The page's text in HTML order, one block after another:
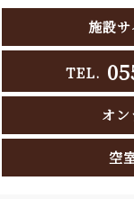
施設
TEL.
オ
空